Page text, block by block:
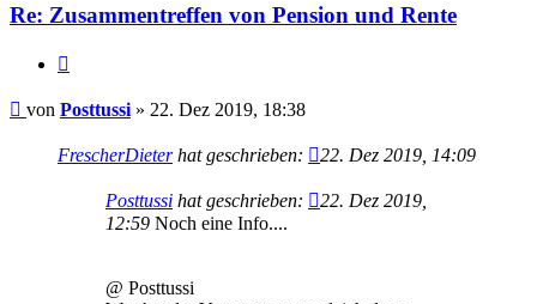
Re: Zusammentreffen von Pension und Rente
Beitrag
von Posttussi » 22. Dez 2019, 18:38
FrescherDieterhat geschrieben: 22. Dez 2019, 14:09
Posttussi hat geschrieben:
22. Dez 2019,
12:59 Noch eine Info....
@ Posttussi